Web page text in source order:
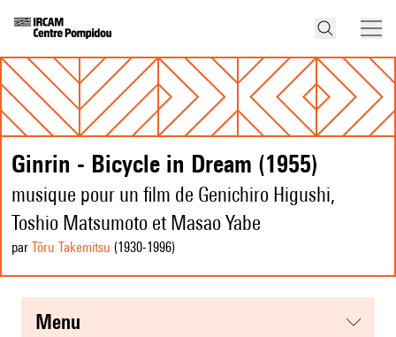
Ginrin - Bicycle in Dream (1955)
musique pour un film de Genichiro Higushi,
Toshio Matsumoto et Masao Yabe
par Tōru Takemitsu (1930-1996)
menu